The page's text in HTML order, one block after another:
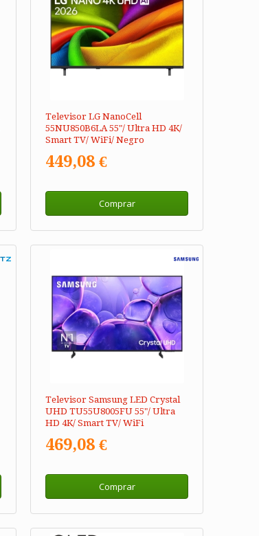
Televisor LG NanoCell
55NU850B6LA 55"/ Ultra HD 4K/
Smart TV/ WiFi/ Negro
449,08 €
Comprar
Televisor Samsung LED Crystal
UHD TU55U8005FU 55"/ Ultra
HD 4K/ Smart TV/ WiFi
469,08 €
Comprar